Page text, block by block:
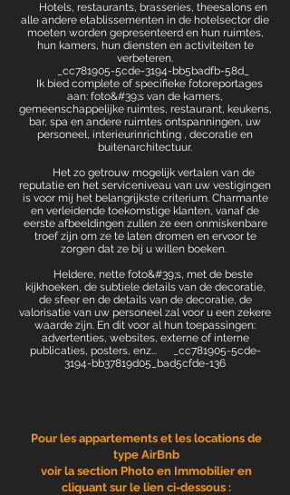
Hotels, restaurants, brasseries, theesalons en
alle andere etablissementen in de hotelsector die
moeten worden gepresenteerd en hun ruimtes,
hun kamers, hun diensten en activiteiten te
verbeteren.
_cc781905-5cde-3194-bb5badfb-58d_
Ik bied complete of specifieke fotoreportages
aan: foto&#39;s van de kamers,
gemeenschappelijke ruimtes, restaurant, keukens,
bar, spa en andere ruimtes ontspanningen, uw
personeel, interieurinrichting , decoratie en
buitenarchitectuur.
Het zo getrouw mogelijk vertalen van de
reputatie en het serviceniveau van uw vestigingen
is voor mij het belangrijkste criterium. Charmante
en verleidende toekomstige klanten, vanaf de
eerste afbeeldingen zullen ze een onmiskenbare
troef zijn om ze te laten dromen en ervoor te
zorgen dat ze bij u willen boeken.
Heldere, nette foto&#39;s, met de beste
kijkhoeken, de subtiele details van de decoratie,
de sfeer en de details van de decoratie, de
valorisatie van uw personeel zal voor u een zekere
waarde zijn. En dit voor al hun toepassingen:
advertenties, websites, externe of interne
publicaties, posters, enz..._cc781905-5cde-
3194-bb37819d05_bad5cfde-136
Pour les appartements et les locations de
type AirBnb
voir la section Photo en Immobilier en
cliquant sur le lien ci-dessous :